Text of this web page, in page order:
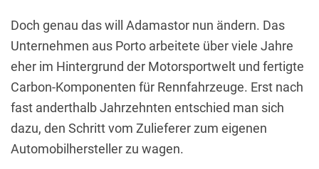
Doch genau das will Adamastor nun ändern. Das
Unternehmen aus Porto arbeitete über viele Jahre
eher im Hintergrund der Motorsportwelt und fertigte
Carbon-Komponenten für Rennfahrzeuge. Erst nach
fast anderthalb Jahrzehnten entschied man sich
dazu, den Schritt vom Zulieferer zum eigenen
Automobilhersteller zu wagen.